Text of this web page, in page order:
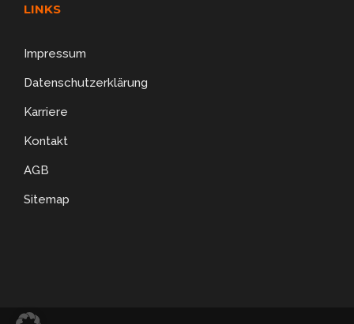
LINKS
Impressum
Datenschutzerklärung
Karriere
Kontakt
AGB
Sitemap